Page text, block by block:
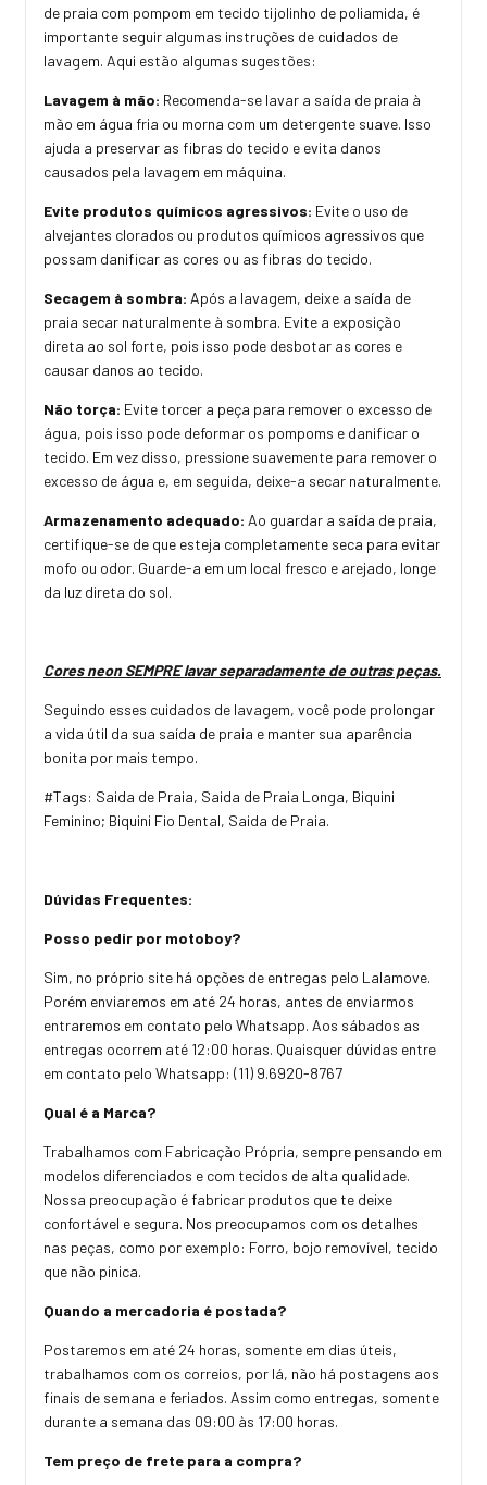
de praia com pompom em tecido tijolinho de poliamida, é
importante seguir algumas instruções de cuidados de
lavagem. Aqui estão algumas sugestões:
Lavagem à mão: Recomenda-se lavar a saída de praia à
mão em água fria ou morna com um detergente suave. Isso
ajuda a preservar as fibras do tecido e evita danos
causados pela lavagem em máquina.
Evite produtos químicos agressivos: Evite o uso de
alvejantes clorados ou produtos químicos agressivos que
possam danificar as cores ou as fibras do tecido.
Secagem à sombra: Após a lavagem, deixe a saída de
praia secar naturalmente à sombra. Evite a exposição
direta ao sol forte, pois isso pode desbotar as cores e
causar danos ao tecido.
Não torça: Evite torcer a peça para remover o excesso de
água, pois isso pode deformar os pompoms e danificar o
tecido. Em vez disso, pressione suavemente para remover o
excesso de água e, em seguida, deixe-a secar naturalmente.
Armazenamento adequado: Ao guardar a saída de praia,
certifique-se de que esteja completamente seca para evitar
mofo ou odor. Guarde-a em um local fresco e arejado, longe
da luz direta do sol.
Cores neon SEMPRE lavar separadamente de outras peças.
Seguindo esses cuidados de lavagem, você pode prolongar
a vida útil da sua saída de praia e manter sua aparência
bonita por mais tempo.
#Tags: Saida de Praia, Saida de Praia Longa, Biquini
Feminino; Biquini Fio Dental, Saida de Praia.
Dúvidas Frequentes:
Posso pedir por motoboy?
Sim, no próprio site há opções de entregas pelo Lalamove.
Porém enviaremos em até 24 horas, antes de enviarmos
entraremos em contato pelo Whatsapp. Aos sábados as
entregas ocorrem até 12:00 horas. Quaisquer dúvidas entre
em contato pelo Whatsapp: (11) 9.6920-8767
Qual é a Marca?
Trabalhamos com Fabricação Própria, sempre pensando em
modelos diferenciados e com tecidos de alta qualidade.
Nossa preocupação é fabricar produtos que te deixe
confortável e segura. Nos preocupamos com os detalhes
nas peças, como por exemplo: Forro, bojo removível, tecido
que não pinica.
Quando a mercadoria é postada?
Postaremos em até 24 horas, somente em dias úteis,
trabalhamos com os correios, por lá, não há postagens aos
finais de semana e feriados. Assim como entregas, somente
durante a semana das 09:00 às 17:00 horas.
Tem preço de frete para a compra?